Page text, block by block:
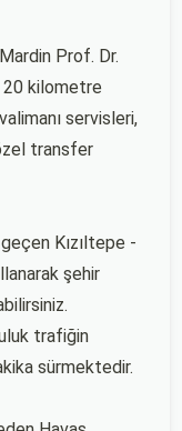
Prof. Dr.
20 kilometre
servisleri,
transfer
geçen Kızıltepe -
şehir
trafiğin
sürmektedir.